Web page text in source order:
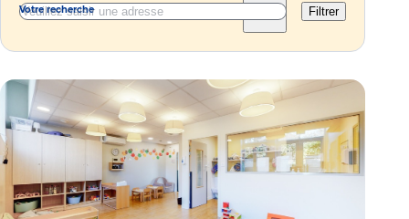
Votre recherche Filtrer